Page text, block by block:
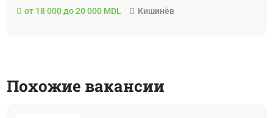
от 18 000 до 20 000 MDL Кишинёв
Похожие вакансии